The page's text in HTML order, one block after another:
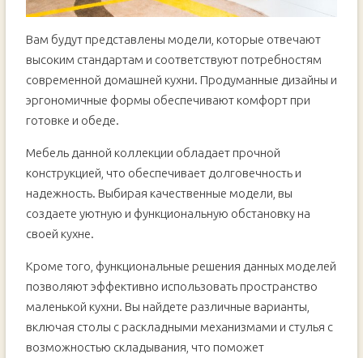
Вам будут представлены модели, которые отвечают
высоким стандартам и соответствуют потребностям
современной домашней кухни. Продуманные дизайны и
эргономичные формы обеспечивают комфорт при
готовке и обеде.
Мебель данной коллекции обладает прочной
конструкцией, что обеспечивает долговечность и
надежность. Выбирая качественные модели, вы
создаете уютную и функциональную обстановку на
своей кухне.
Кроме того, функциональные решения данных моделей
позволяют эффективно использовать пространство
маленькой кухни. Вы найдете различные варианты,
включая столы с раскладными механизмами и стулья с
возможностью складывания, что поможет